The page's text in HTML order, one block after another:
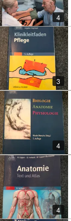
4
3
4
4